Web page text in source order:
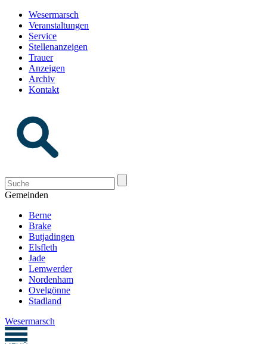
Wesermarsch
Veranstaltungen
Service
Stellenanzeigen
Trauer
Anzeigen
Archiv
Kontakt
Gemeinden
Berne
Brake
Butjadingen
Elsfleth
Jade
Lemwerder
Nordenham
Ovelgönne
Stadland
Wesermarsch